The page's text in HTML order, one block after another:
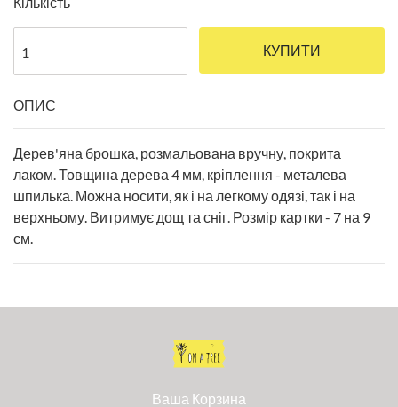
КУПИТИ
ОПИС
Дерев'яна брошка, розмальована вручну, покрита
лаком. Товщина дерева 4 мм, кріплення - металева
шпилька. Можна носити, як і на легкому одязі, так і на
верхньому. Витримує дощ та сніг. Розмір картки - 7 на 9
см.
Ваша Корзина